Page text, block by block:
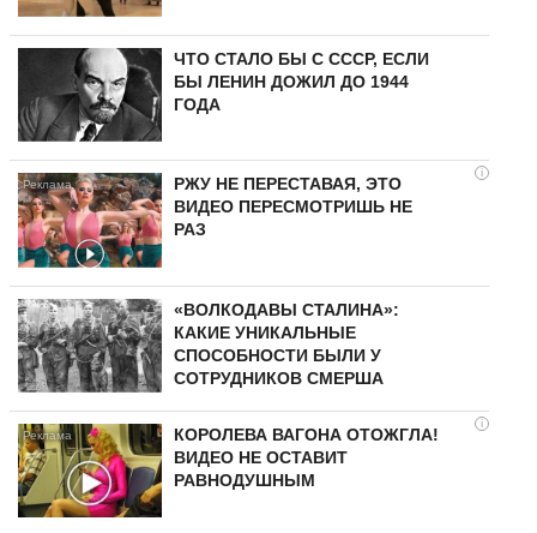
ЧТО СТАЛО БЫ С СССР, ЕСЛИ
БЫ ЛЕНИН ДОЖИЛ ДО 1944
ГОДА
i
РЖУ НЕ ПЕРЕСТАВАЯ, ЭТО
ВИДЕО ПЕРЕСМОТРИШЬ НЕ
РАЗ
«ВОЛКОДАВЫ СТАЛИНА»:
КАКИЕ УНИКАЛЬНЫЕ
СПОСОБНОСТИ БЫЛИ У
СОТРУДНИКОВ СМЕРША
i
КОРОЛЕВА ВАГОНА ОТОЖГЛА!
ВИДЕО НЕ ОСТАВИТ
РАВНОДУШНЫМ